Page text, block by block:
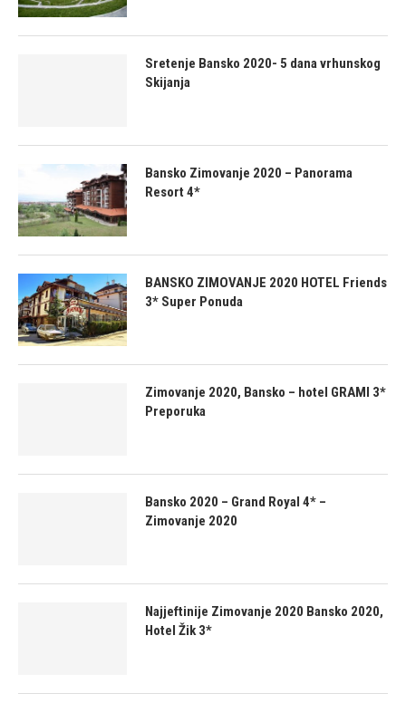
Sretenje Bansko 2020- 5 dana vrhunskog
Skijanja
Bansko Zimovanje 2020 – Panorama
Resort 4*
BANSKO ZIMOVANJE 2020 HOTEL Friends
3* Super Ponuda
Zimovanje 2020, Bansko – hotel GRAMI 3*
Preporuka
Bansko 2020 – Grand Royal 4* –
Zimovanje 2020
Najjeftinije Zimovanje 2020 Bansko 2020,
Hotel Žik 3*